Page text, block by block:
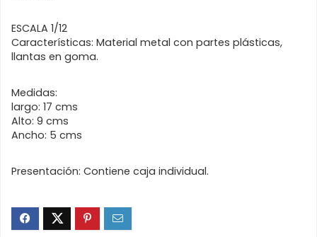
ESCALA 1/12
Características: Material metal con partes plásticas,
llantas en goma.
Medidas:
largo: 17 cms
Alto: 9 cms
Ancho: 5 cms
Presentación: Contiene caja individual.